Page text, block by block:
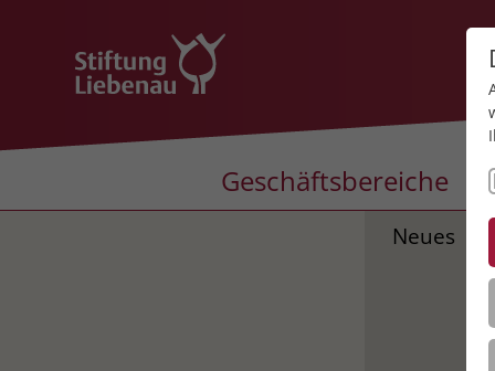
Geschäftsbereiche
Neues